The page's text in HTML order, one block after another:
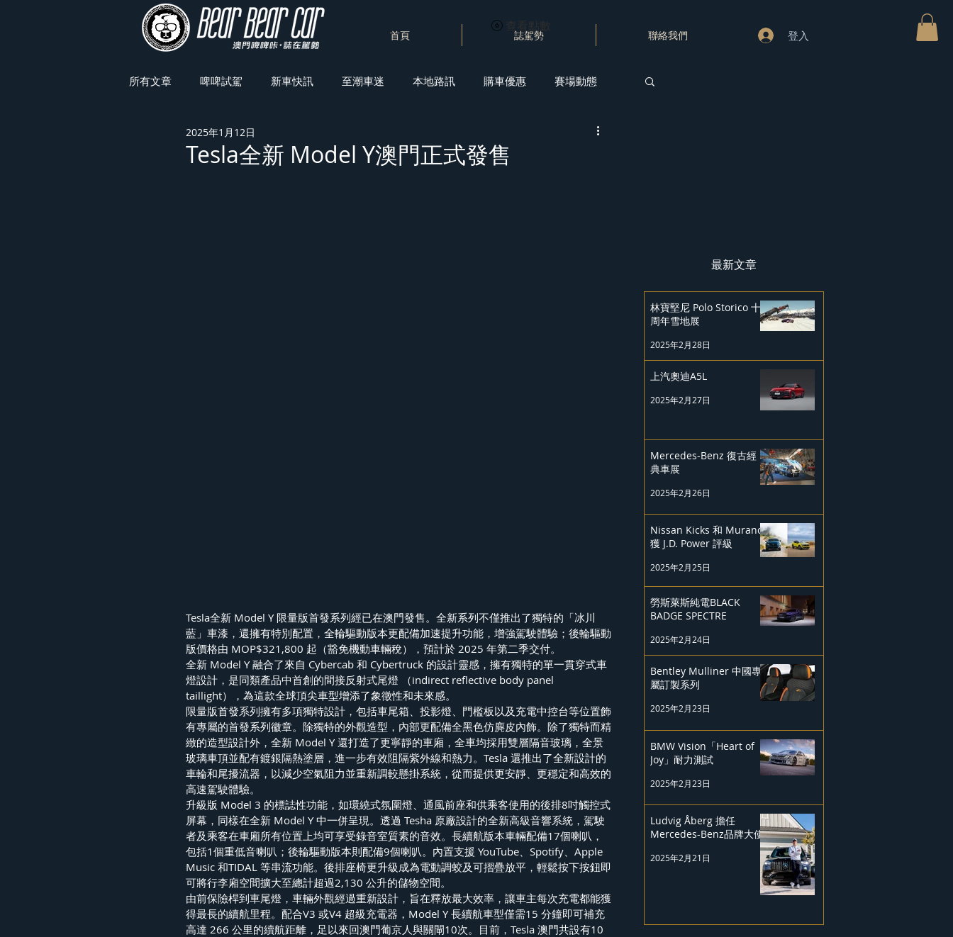
首頁 誌駕勢 聯絡我們 登入
查看點數
所有文章 啤啤試駕 新車快訊 至潮車迷 本地路訊 購車優惠 賽場動態
車展焦點
Tesla全新 Model Y澳門正式發售
2025年1月12日
Tesla全新 Model Y 限量版首發系列經已在澳門發售。全新系列不僅推出了獨特的「冰川
藍」車漆，還擁有特別配置，全輪驅動版本更配備加速提升功能，增強駕駛體驗；後輪驅動
版價格由 MOP$321,800 起（豁免機動車輛稅），預計於 2025 年第二季交付。
全新 Model Y 融合了來自 Cybercab 和 Cybertruck 的設計靈感，擁有獨特的單一貫穿式車
燈設計，是同類產品中首創的間接反射式尾燈 （indirect reflective body panel
taillight），為這款全球頂尖車型增添了象徵性和未來感。
限量版首發系列擁有多項獨特設計，包括車尾箱、投影燈、門檻板以及充電中控台等位置飾
有專屬的首發系列徽章。除獨特的外觀造型，內部更配備全黑色仿麂皮內飾。除了獨特而精
緻的造型設計外，全新 Model Y 還打造了更寧靜的車廂，全車均採用雙層隔音玻璃，全景
玻璃車頂並配有鍍銀隔熱塗層，進一步有效阻隔紫外線和熱力。Tesla 還推出了全新設計的
車輪和尾擾流器，以減少空氣阻力並重新調較懸掛系統，從而提供更安靜、更穩定和高效的
高速駕駛體驗。
升級版 Model 3 的標誌性功能，如環繞式氛圍燈、通風前座和供乘客使用的後排8吋觸控式
屏幕，同樣在全新 Model Y 中一併呈現。透過 Tesha 原廠設計的全新高級音響系統，駕駛
者及乘客在車廂所有位置上均可享受錄音室質素的音效。長續航版本車輛配備17個喇叭，
包括1個重低音喇叭；後輪驅動版本則配備9個喇叭。內置支援 YouTube、Spotify、Apple
Music 和TIDAL 等串流功能。後排座椅更升級成為電動調蛟及可摺疊放平，輕鬆按下按鈕即
可將行李廂空間擴大至總計超過2,130 公升的儲物空間。
由前保險桿到車尾燈，車輛外觀經過重新設計，旨在釋放最大效率，讓車主每次充電都能獲
得最長的續航里程。配合V3 或V4 超級充電器，Model Y 長續航車型僅需15 分鐘即可補充
高達 266 公里的續航距離，足以來回澳門葡京人與關閘10次。目前，Tesla 澳門共設有10
最新文章
林寶堅尼 Polo Storico 十
周年雪地展
2025年2月28日
上汽奧迪A5L
2025年2月27日
Mercedes-Benz 復古經
典車展
2025年2月26日
Nissan Kicks 和 Murano
獲 J.D. Power 評級
2025年2月25日
勞斯萊斯純電BLACK
BADGE SPECTRE
2025年2月24日
Bentley Mulliner 中國專
屬訂製系列
2025年2月23日
BMW Vision「Heart of
Joy」耐力測試
2025年2月23日
Ludvig Åberg 擔任
Mercedes-Benz品牌大使
2025年2月21日